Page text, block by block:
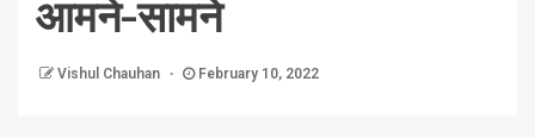
आमने-सामने
Vishul Chauhan February 10, 2022